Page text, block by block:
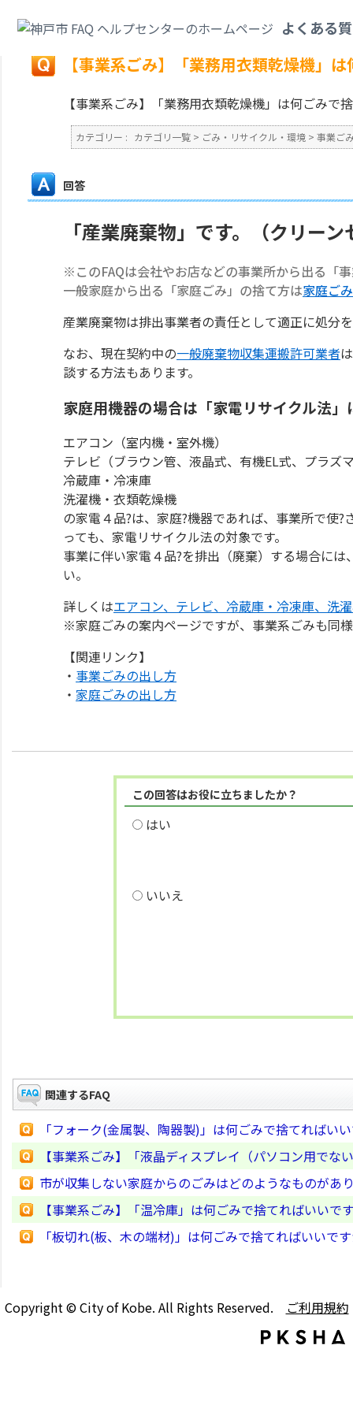
よくある
戻る
【事業系ごみ】「業務用衣類乾燥機」
【事業系ごみ】「業務用衣類乾燥機」は何ごみで
カテゴリー : カテゴリ一覧 > ごみ・リサイクル・環境 > 事業ご
回答
「産業廃棄物」です。（クリー
※このFAQは会社やお店などの事業所から出る「
一般家庭から出る「家庭ごみ」の捨て方は家庭ご
産業廃棄物は排出事業者の責任として適正に処分
なお、現在契約中の一般廃棄物収集運搬許可業者
談する方法もあります。
家庭用機器の場合は「家電リサイクル法
エアコン（室内機・室外機）
テレビ（ブラウン管、液晶式、有機EL式、プラ
冷蔵庫・冷凍庫
洗濯機・衣類乾燥機
の家電４品?は、家庭?機器であれば、事業所で使
っても、家電リサイクル法の対象です。
事業に伴い家電４品?を排出（廃棄）する場合に
い。
詳しくはエアコン、テレビ、冷蔵庫・冷凍庫、洗
※家庭ごみの案内ページですが、事業系ごみも同
【関連リンク】
・ 事業ごみの出し方
・ 家庭ごみの出し方
この回答はお役に立ちましたか？
はい
いいえ
関連するFAQ
「フォーク(金属製、陶器製)」は何ごみで捨てればい
【事業系ごみ】「液晶ディスプレイ（パソコン用で
市が収集しない家庭からのごみはどのようなものがあ
【事業系ごみ】「温冷庫」は何ごみで捨てればいいで
「板切れ(板、木の端材)」は何ごみで捨てればいいで
Copyright © City of Kobe. All Rights Reserved. ご利用規約